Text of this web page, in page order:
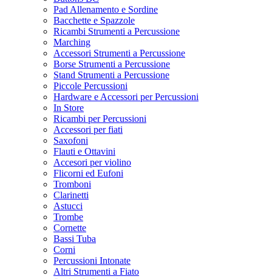
Pad Allenamento e Sordine
Bacchette e Spazzole
Ricambi Strumenti a Percussione
Marching
Accessori Strumenti a Percussione
Borse Strumenti a Percussione
Stand Strumenti a Percussione
Piccole Percussioni
Hardware e Accessori per Percussioni
In Store
Ricambi per Percussioni
Accessori per fiati
Saxofoni
Flauti e Ottavini
Accesori per violino
Flicorni ed Eufoni
Tromboni
Clarinetti
Astucci
Trombe
Cornette
Bassi Tuba
Corni
Percussioni Intonate
Altri Strumenti a Fiato